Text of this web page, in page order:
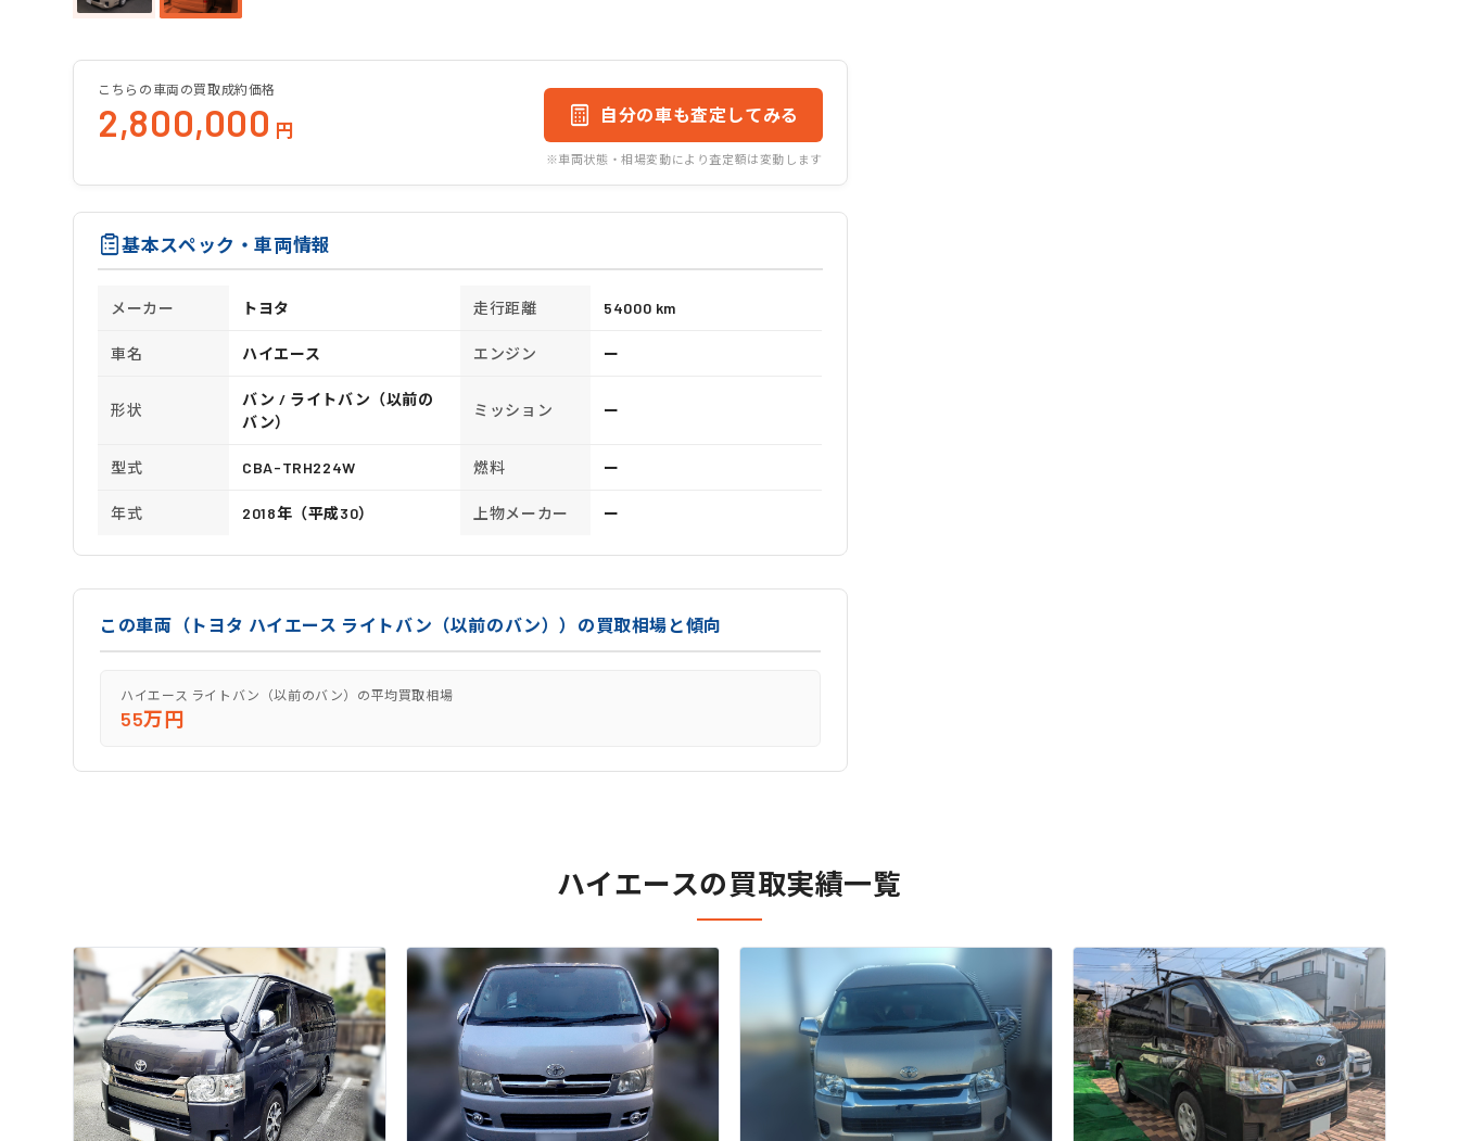
こちらの車両の買取成約価格
2,800,000 円
自分の車も査定してみる
※車両状態・相場変動により査定額は変動します
基本スペック・車両情報
メーカー トヨタ 走行距離 54000 km
車名 ハイエース エンジン ー
形状
バン / ライトバン（以前の
バン）
ミッション ー
型式 CBA-TRH224W 燃料 ー
年式 2018年（平成30） 上物メーカー ー
この車両（トヨタ ハイエース ライトバン（以前のバン））の買取相場と傾向
ハイエース ライトバン（以前のバン）の平均買取相場
55万円
ハイエースの買取実績一覧